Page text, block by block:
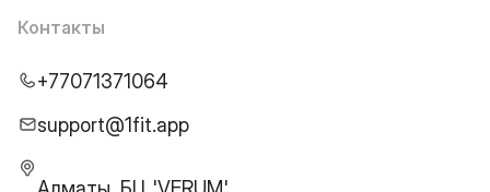
Контакты
+77071371064
support@1fit.app